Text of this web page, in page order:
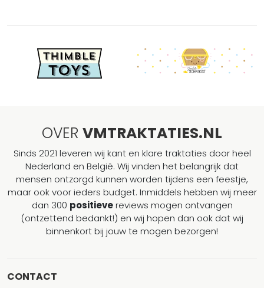
OVER VMTRAKTATIES.NL
Sinds 2021 leveren wij kant en klare traktaties door heel
Nederland en België. Wij vinden het belangrijk dat
mensen ontzorgd kunnen worden tijdens een feestje,
maar ook voor ieders budget. Inmiddels hebben wij meer
dan 300 positievereviews mogen ontvangen
(ontzettend bedankt!) en wij hopen dan ook dat wij
binnenkort bij jouw te mogen bezorgen!
CONTACT